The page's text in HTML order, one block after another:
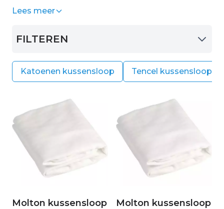
dragen ook direct bij aan een hygiënische en
persoonlijke noden.
Lees meer
FILTEREN
Katoenen kussensloop Tencel kussensloop
Molton kussensloop
Molton kussensloop